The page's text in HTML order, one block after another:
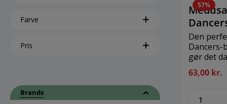
Farve
Pris
Brands
57%
Den
Dancers-
gør det
salat,
lækkert
på
63,00 kr.